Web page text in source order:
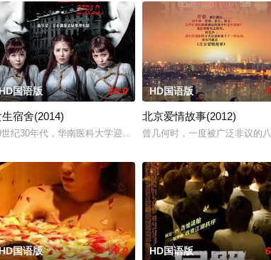
无意中手机被植入了一个能够穿越回过去的APP软件。一开始他
国语版 10.0
宿舍(2014)
世纪30年代，华南医科大学迎来了新的学生。出身优渥的好姐妹
HD国语版
北京爱情故事(2012)
曾几何时，一度被广泛非议的
国语版 9.0 HD国语版